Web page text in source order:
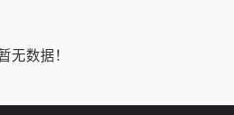
无数据！